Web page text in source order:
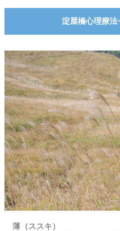
淀屋橋心理療法
薄（ススキ）